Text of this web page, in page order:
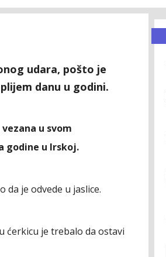
udara, pošto je
danu u godini.
u svom
godine u Irskoj.
je odvede u jaslice.
ćerkicu je trebalo da ostavi